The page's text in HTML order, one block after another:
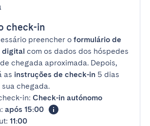
check-in
preencher o formulário de
digital com os dados dos hóspedes
chegada aproximada. Depois,
as instruções de check-in 5 dias
chegada.
in: Check-in autónomo
após 15:00
11:00